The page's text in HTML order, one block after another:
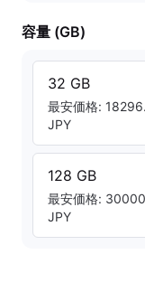
容量 (GB)
32 GB
最安価格:
JPY
128 GB
最安価格:
JPY